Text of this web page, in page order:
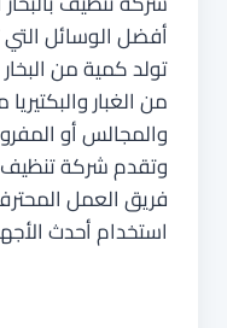
أفضل الوسائل
تولد كمية من
من الغبار
والمجالس أو
وتقدم شركة تنظيف
فريق العمل
استخدام أحدث